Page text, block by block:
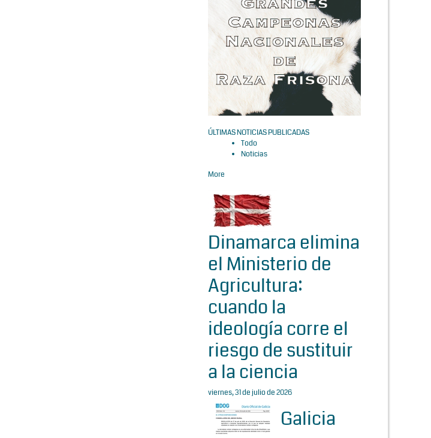
ÚLTIMAS NOTICIAS PUBLICADAS
Todo
Noticias
More
Dinamarca elimina
el Ministerio de
Agricultura:
cuando la
ideología corre el
riesgo de sustituir
a la ciencia
viernes, 31 de julio de 2026
Galicia